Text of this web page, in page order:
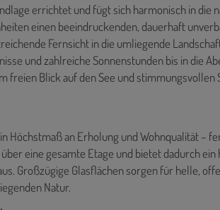
errichtet und fügt sich harmonisch in die
einen beeindruckenden, dauerhaft
Fernsicht in die umliegende
und zahlreiche Sonnenstunden bis in die
freien Blick auf den See und stimmungsvollen
Höchstmaß an Erholung und Wohnqualität –
eine gesamte Etage und bietet dadurch ein
Großzügige Glasflächen sorgen für helle,
Natur.